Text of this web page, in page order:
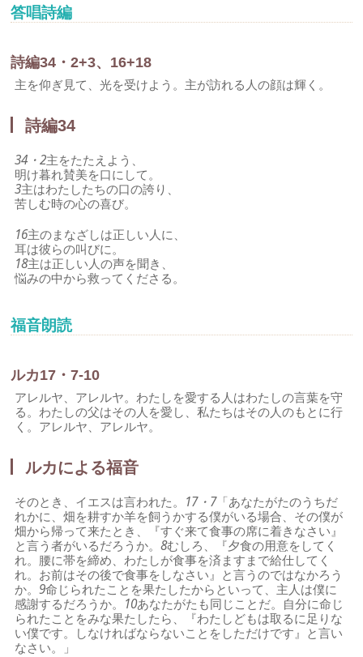
答唱詩編
詩編34・2+3、16+18
主を仰ぎ見て、光を受けよう。主が訪れる人の顔は輝く。
詩編34
34・2主をたたえよう、
明け暮れ賛美を口にして。
3主はわたしたちの口の誇り、
苦しむ時の心の喜び。
16主のまなざしは正しい人に、
耳は彼らの叫びに。
18主は正しい人の声を聞き、
悩みの中から救ってくださる。
福音朗読
ルカ17・7-10
アレルヤ、アレルヤ。わたしを愛する人はわたしの言葉を守
る。わたしの父はその人を愛し、私たちはその人のもとに行
く。アレルヤ、アレルヤ。
ルカによる福音
そのとき、イエスは言われた。 17・7「あなたがたのうちだ
れかに、畑を耕すか羊を飼うかする僕がいる場合、その僕が
畑から帰って来たとき、『すぐ来て食事の席に着きなさい』
と言う者がいるだろうか。8むしろ、『夕食の用意をしてく
れ。腰に帯を締め、わたしが食事を済ますまで給仕してく
れ。お前はその後で食事をしなさい』と言うのではなかろう
か。9命じられたことを果たしたからといって、主人は僕に
感謝するだろうか。 10あなたがたも同じことだ。自分に命じ
られたことをみな果たしたら、『わたしどもは取るに足りな
い僕です。しなければならないことをしただけです』と言い
なさい。」